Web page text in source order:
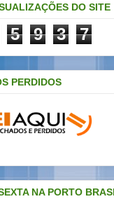
DO SITE
5 9 3 7
PERDIDOS
NA PORTO